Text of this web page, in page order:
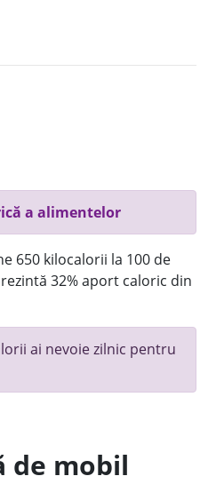
a alimentelor
650 kilocalorii la 100 de
32% aport caloric din
ai nevoie zilnic pentru
de mobil